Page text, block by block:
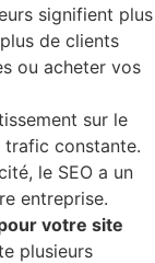
signifient plus
de clients
ou acheter vos
sur le
trafic constante.
le SEO a un
entreprise.
votre site
plusieurs